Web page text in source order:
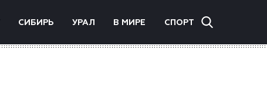
СИБИРЬ УРАЛ В МИРЕ СПОРТ